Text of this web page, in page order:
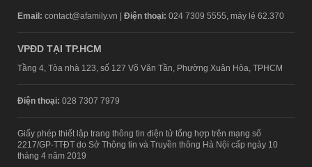
Email: contact@afamily.vn | Điện thoại: 024 7309 5555, máy lẻ 62.370
VPĐD TẠI TP.HCM
Tầng 4, Tòa nhà 123, số 127 Võ Văn Tần, Phường Xuân Hòa, TPHCM
Điện thoại: 028 7307 7979
Giấy phép thiết lập trang thông tin điện tử tổng hợp trên mạng số
2217/GP-TTĐT do Sở Thông tin và Truyền thông Hà Nội cấp ngày 10
tháng 4 năm 2019